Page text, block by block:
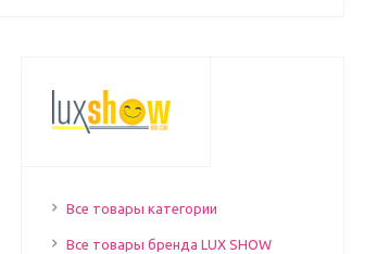
Все товары категории
Все товары бренда LUX SHOW